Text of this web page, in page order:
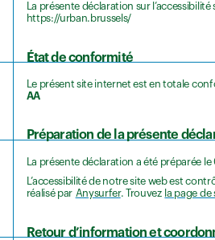
La présente déclaration sur l’accessibilité
https://urban.brussels/
État de conformité
Le présent site internet est en totale
AA
Préparation de la présente
La présente déclaration a été préparée le
L’accessibilité de notre site web est
réalisé par Anysurfer. Trouvez la page
Retour d’information et